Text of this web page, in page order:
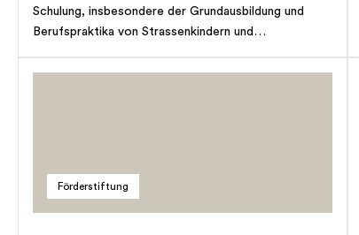
Schulung, insbesondere der Grundausbildung und
Berufspraktika von Strassenkindern und
Zusammenhang bestehen insbesondere
Schwestern „Nuestros Pequeños Hermanos". Die
Stiftung kann im Rahmen der Zwecksetzung auch
eigene Projekte realisieren. Die Stiftung hat
Förderstiftung